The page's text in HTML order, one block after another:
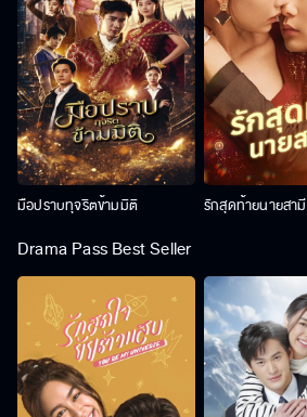
มือปราบทุจริตข้ามมิติ รักสุดท้ายนายสามี
Drama Pass Best Seller